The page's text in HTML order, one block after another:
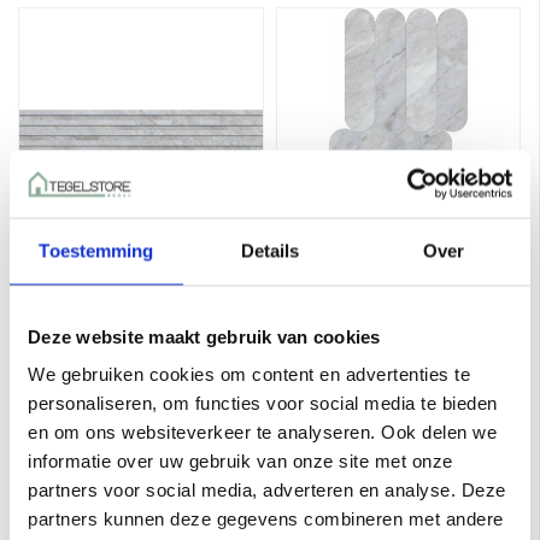
Toestemming Details Over
Deze website maakt gebruik van cookies
We gebruiken cookies om content en advertenties te
personaliseren, om functies voor social media te bieden
en om ons websiteverkeer te analyseren. Ook delen we
informatie over uw gebruik van onze site met onze
partners voor social media, adverteren en analyse. Deze
partners kunnen deze gegevens combineren met andere
18,4x120 a 0,66 m²
Toevoegen aan winkelwagen
28,5x55,5 a 0,95 m²
Toevoegen aan winkelwagen